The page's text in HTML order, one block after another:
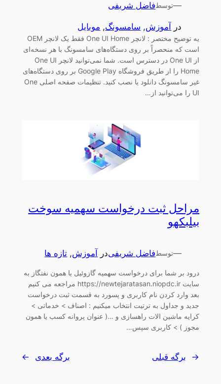
—توسطفاضل شریفی
در آموزش, سامسونگ, موبایل
یه توضیح مختصر : لانچر One UI Home فقط یک لانچر OEM
است که منحصراً بر روی دستگاه‌های سامسونگ با هر نسخه‌ای
از One UI در دسترس است. شما نمی‌توانید لانچر One UI
Home را از طریق فروشگاه Google Play بر روی دستگاه‌های
غیر سامسونگ دانلود یا نصب کنید. تنظیمات صفحه اصلی One
UI را می‌توانید از…
مراحل ثبت درخواست سهمیه سوخت
بیلبکهو
—توسطفاضل شریفیدر آموزش, تازه ها
درود بر شما برای درخواست سهمیه گازوئیل یا همون نفتگاز به
سایت https://newtejaratasan.niopdc.ir مراجعه می کنیم
بعد وارد کردن نام کاربری و پسورد به قسمت ثبت درخواست
جدید و جداول به ترتیت انتخاب میکنیم : اصناف > خدماتی >
کرایه ماشین الات راهسازی و …( عنوان پروانه کسب یا همون
مجوز ) > کاربری سپس…
← برگه قبلی برگه بعدی →